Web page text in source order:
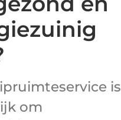
is
om